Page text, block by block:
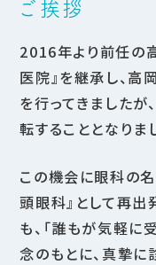
ご挨拶
2016年より前任の
医院』を継承し、
を行ってきましたが
転することとなりま
この機会に眼科の
頭眼科』として再出
も、「誰もが気軽に
念のもとに、真摯